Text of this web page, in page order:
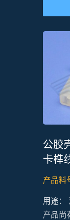
公胶
卡榫
产品料
用途：
产品尚